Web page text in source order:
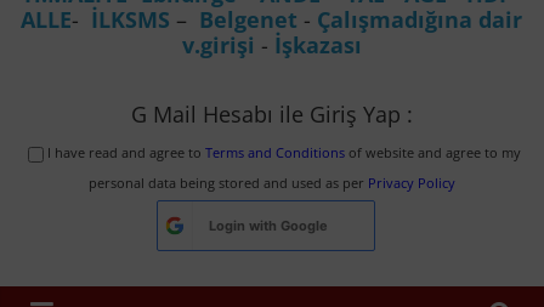
ALLE- İLKSMS – Belgenet - Çalışmadığına dair
v.girişi - İşkazası
G Mail Hesabı ile Giriş Yap :
I have read and agree to Terms and Conditionsof website and agree to my
personal data being stored and used as per Privacy Policy
Login with Google